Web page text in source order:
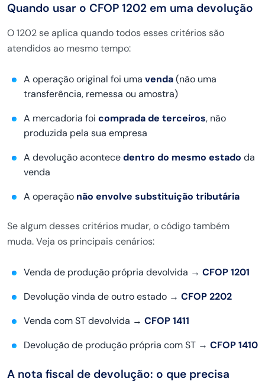
Quando usar o CFOP 1202 em uma devolução
O 1202 se aplica quando todos esses critérios são
atendidos ao mesmo tempo:
A operação original foi uma venda(não uma
transferência, remessa ou amostra)
A mercadoria foi comprada de terceiros, não
produzida pela sua empresa
A devolução acontecedentro do mesmo estado da
venda
A operação não envolve substituição tributária
Se algum desses critérios mudar, o código também
muda. Veja os principais cenários:
Venda de produção própria devolvida → CFOP 1201
Devolução vinda de outro estado → CFOP 2202
Venda com ST devolvida → CFOP 1411
Devolução de produção própria com ST → CFOP 1410
A nota fiscal de devolução: o que precisa